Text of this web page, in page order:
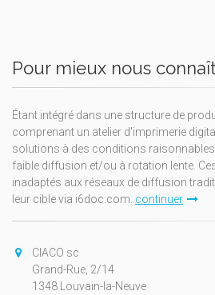
Pour mieux nous
Étant intégré dans une structure de
comprenant un atelier d'imprimerie
solutions à des conditions
faible diffusion et/ou à rotation lente.
inadaptés aux réseaux de diffusion
leur cible via i6doc.com. continuer
CIACO sc
Grand-Rue, 2/14
1348 Louvain-la-Neuve